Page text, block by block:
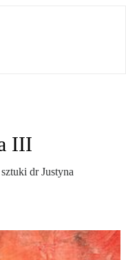
III
dr Justyna